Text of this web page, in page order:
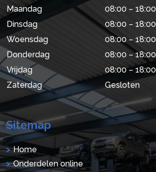
Maandag
08:00 – 18:00
Dinsdag
08:00 – 18:00
Woensdag
08:00 – 18:00
Donderdag
08:00 – 18:00
Vrijdag
08:00 – 18:00
Zaterdag
Gesloten
Sitemap
Home
Onderdelen online